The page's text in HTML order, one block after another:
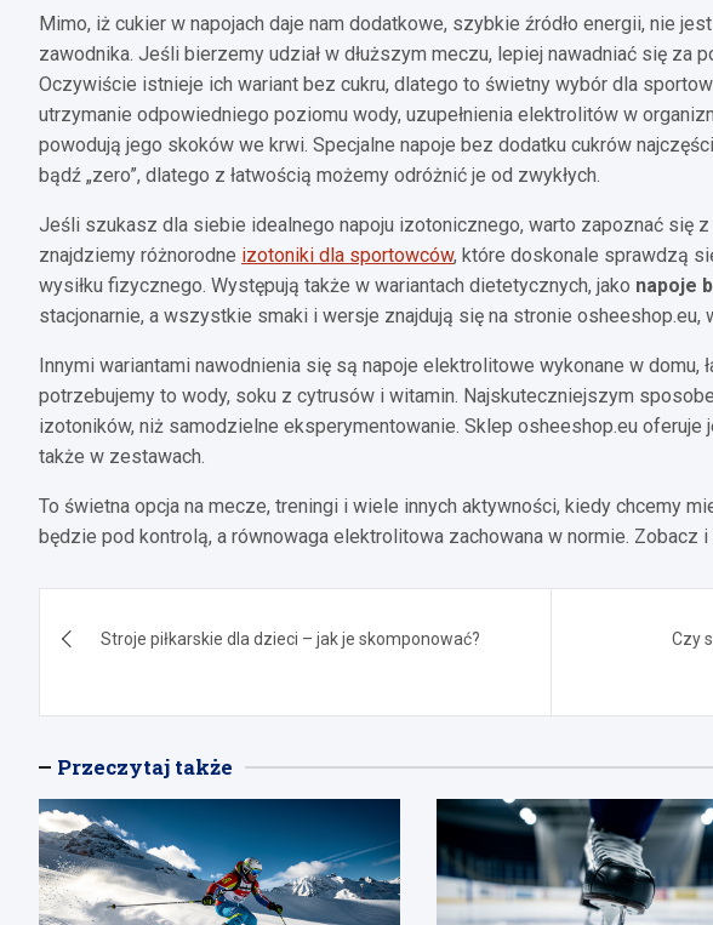
Mimo, iż cukier w napojach daje nam dodatkowe, szybkie źródło energii, nie
zawodnika. Jeśli bierzemy udział w dłuższym meczu, lepiej nawadniać się za
Oczywiście istnieje ich wariant bez cukru, dlatego to świetny wybór dla
utrzymanie odpowiedniego poziomu wody, uzupełnienia elektrolitów w
powodują jego skoków we krwi. Specjalne napoje bez dodatku cukrów
bądź „zero”, dlatego z łatwością możemy odróżnić je od zwykłych.
Jeśli szukasz dla siebie idealnego napoju izotonicznego, warto zapoznać się
znajdziemy różnorodne izotoniki dla sportowców, które doskonale sprawdzą
wysiłku fizycznego. Występują także w wariantach dietetycznych, jako napoje
stacjonarnie, a wszystkie smaki i wersje znajdują się na stronie osheeshop.eu,
Innymi wariantami nawodnienia się są napoje elektrolitowe wykonane w domu,
potrzebujemy to wody, soku z cytrusów i witamin. Najskuteczniejszym
izotoników, niż samodzielne eksperymentowanie. Sklep osheeshop.eu
także w zestawach.
To świetna opcja na mecze, treningi i wiele innych aktywności, kiedy chcemy
będzie pod kontrolą, a równowaga elektrolitowa zachowana w normie. Zobacz
wpisu
Stroje piłkarskie dla dzieci – jak je skomponować?
Czy
Przeczytaj także